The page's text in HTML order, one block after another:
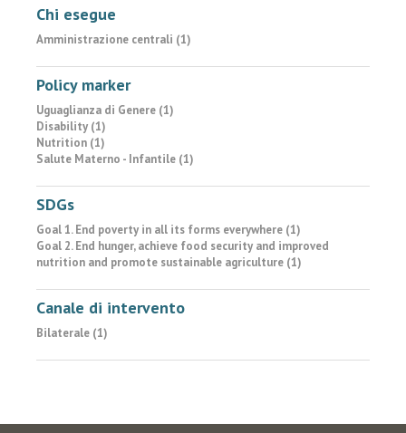
Chi esegue
Amministrazione centrali (1)
Policy marker
Uguaglianza di Genere (1)
Disability (1)
Nutrition (1)
Salute Materno - Infantile (1)
SDGs
Goal 1. End poverty in all its forms everywhere (1)
Goal 2. End hunger, achieve food security and improved
nutrition and promote sustainable agriculture (1)
Canale di intervento
Bilaterale (1)